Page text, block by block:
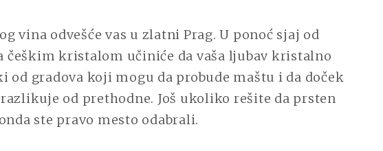
vina odvešće vas u zlatni Prag. U ponoć sjaj od
češkim kristalom učiniće da vaša ljubav kristalno
od gradova koji mogu da probude maštu i da doček
razlikuje od prethodne. Još ukoliko rešite da prsten
ste pravo mesto odabrali.